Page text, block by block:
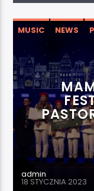
MUSIC NEWS
WYDARZENIA
admin
18 STYCZNIA 2023